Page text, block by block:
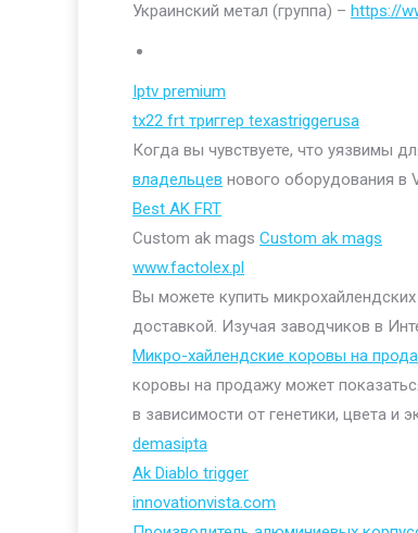
Украинский метал (группа) – https://
Iptv premium
tx22 frt триггер texastriggerusa
Когда вы чувствуете, что уязвимы
владельцев нового оборудования в
Best AK FRT
Custom ak mags Custom ak mags
www.factolex.pl
Вы можете купить
доставкой. Изучая заводчиков в
Микро-хайлендские коровы на
коровы на продажу может
в зависимости от генетики, цвета и
demasipta
Ak Diablo trigger
innovationvista.com